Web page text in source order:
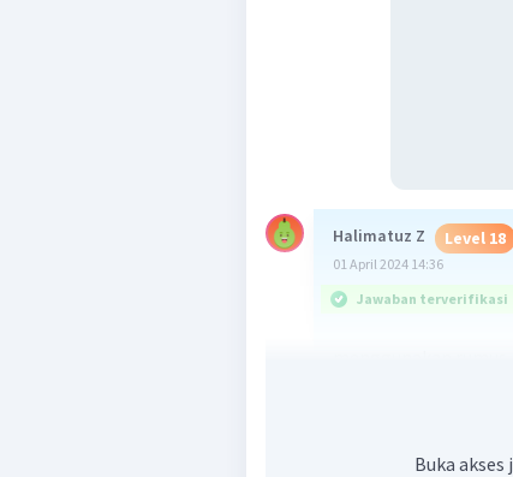
Halimatuz Z Level 18
01 April 2024 14:36
Jawaban terverifikasi
Buka